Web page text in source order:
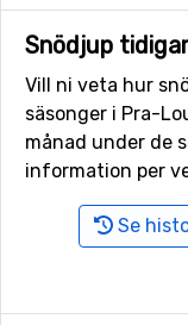
Snödjup
Vill ni veta hur
säsonger i Pra-
månad under de
information per
Se